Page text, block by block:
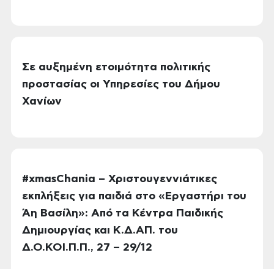
Σε αυξημένη ετοιμότητα πολιτικής
προστασίας οι Υπηρεσίες του Δήμου
Χανίων
#xmasChania – Χριστουγεννιάτικες
εκπλήξεις για παιδιά στο «Εργαστήρι του
Άη Βασίλη»: Από τα Κέντρα Παιδικής
Δημιουργίας και Κ.Δ.ΑΠ. του
Δ.Ο.ΚΟΙ.Π.Π., 27 – 29/12